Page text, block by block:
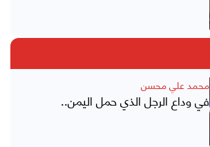
محمد علي محسن
في وداع الرجل الذي حمل اليمن..